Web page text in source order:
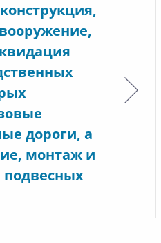
дороги, а
монтаж и
подвесных